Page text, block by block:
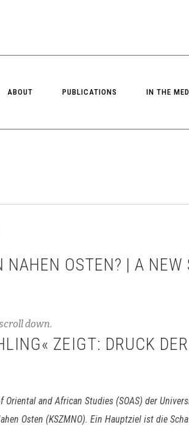
ABOUT PUBLICATIONS IN THE
NAHEN OSTEN? | A
down.
ZEIGT: DRUCK
Oriental and African Studies (SOAS) der
Osten (KSZMNO). Ein Hauptziel ist die